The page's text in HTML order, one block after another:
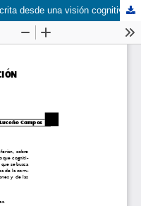
desde una visión cognitiva